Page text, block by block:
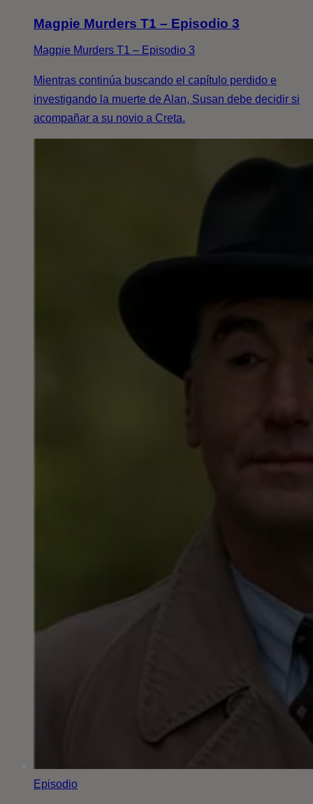
Magpie Murders T1 – Episodio 3
Magpie Murders T1 – Episodio 3
Mientras continúa buscando el capítulo perdido e
investigando la muerte de Alan, Susan debe decidir si
acompañar a su novio a Creta.
Episodio